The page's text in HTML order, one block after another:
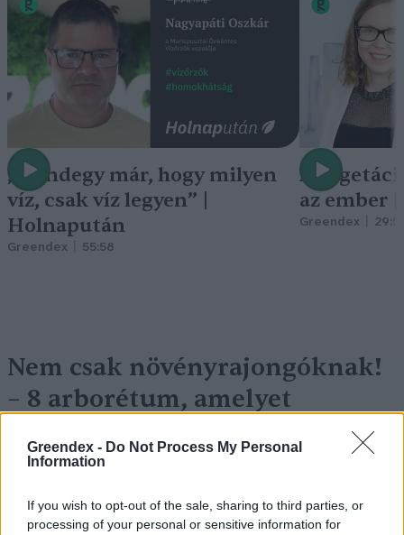
Greendex - Do Not Process My Personal
Information
If you wish to opt-out of the sale, sharing to third parties, or
processing of your personal or sensitive information for
„Mindegy már, hogy milyen
víz, csak víz legyen” |
Holnapután
Greendex 55:58
A
az ember
Greendex
Nem csak növényrajongóknak!
– 8 arborétum, amelyet
ÉLŐ BOLYGÓNK Granát-Galló Tímea 5 perc